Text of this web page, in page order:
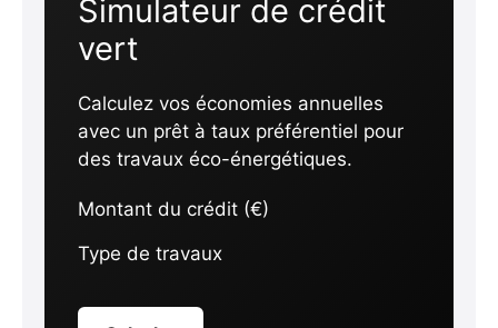
Simulateur de crédit
vert
Calculez vos économies annuelles
avec un prêt à taux préférentiel pour
des travaux éco-énergétiques.
Montant du crédit (€)
Type de travaux